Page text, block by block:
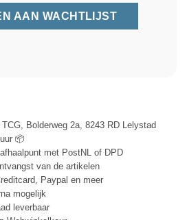
Bolderweg 2a, 8243 RD Lelystad
📦
met PostNL of DPD
van de artikelen
Paypal en meer
mogelijk
leverbaar